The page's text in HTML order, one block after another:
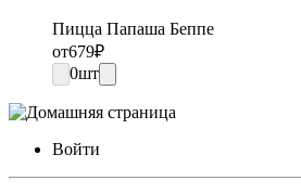
Пицца Папаша Беппе
от679₽
0шт
Войти